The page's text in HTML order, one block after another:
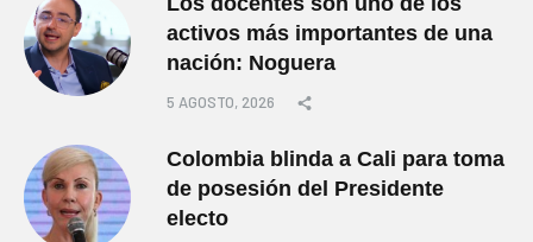
activos más importantes de una
nación: Noguera
5 AGOSTO, 2026
Colombia blinda a Cali para toma
de posesión del Presidente
electo